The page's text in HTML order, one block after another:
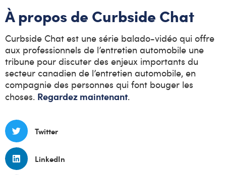
À propos de Curbside Chat
Curbside Chat est une série balado-vidéo qui offre
aux professionnels de l’entretien automobile une
tribune pour discuter des enjeux importants du
secteur canadien de l’entretien automobile, en
compagnie des personnes qui font bouger les
choses. Regardez maintenant.
Twitter
LinkedIn